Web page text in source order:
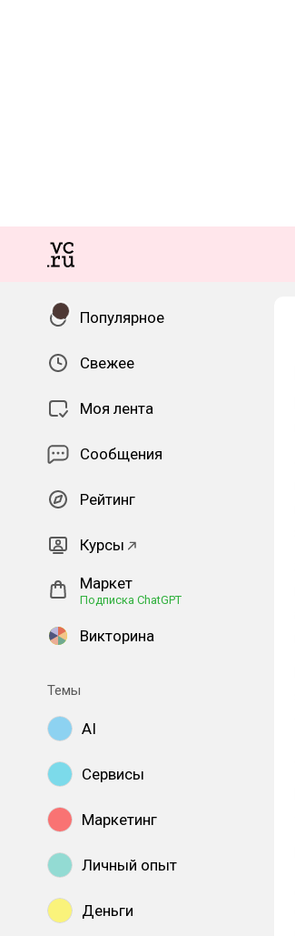
Популярное
Свежее
Моя лента
Сообщения
Рейтинг
Курсы
Маркет
Подписка ChatGPT
Викторина
Темы
AI
Сервисы
Маркетинг
Личный опыт
Деньги